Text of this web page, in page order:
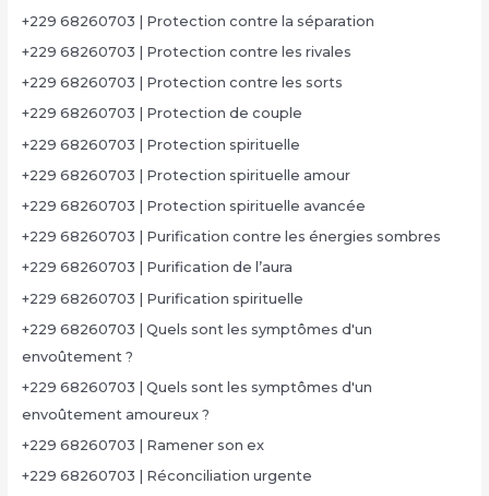
+229 68260703 | Protection contre la séparation
+229 68260703 | Protection contre les rivales
+229 68260703 | Protection contre les sorts
+229 68260703 | Protection de couple
+229 68260703 | Protection spirituelle
+229 68260703 | Protection spirituelle amour
+229 68260703 | Protection spirituelle avancée
+229 68260703 | Purification contre les énergies sombres
+229 68260703 | Purification de l’aura
+229 68260703 | Purification spirituelle
+229 68260703 | Quels sont les symptômes d'un
envoûtement ?
+229 68260703 | Quels sont les symptômes d'un
envoûtement amoureux ?
+229 68260703 | Ramener son ex
+229 68260703 | Réconciliation urgente